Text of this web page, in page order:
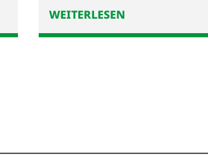
WEITERLESEN